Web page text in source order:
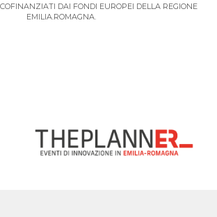
DAI FONDI EUROPEI DELLA REGIONE
EMILIA.ROMAGNA.